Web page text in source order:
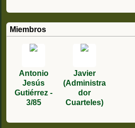
Miembros
Antonio
Jesús
Gutiérrez -
3/85
Javier
(Administra
dor
Cuarteles)